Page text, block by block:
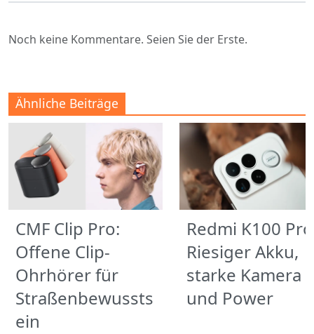
Noch keine Kommentare. Seien Sie der Erste.
Ähnliche Beiträge
CMF Clip Pro:
Offene Clip-
Ohrhörer für
Straßenbewussts
ein
Redmi K100
Riesiger Akku,
starke Kamera
und Power